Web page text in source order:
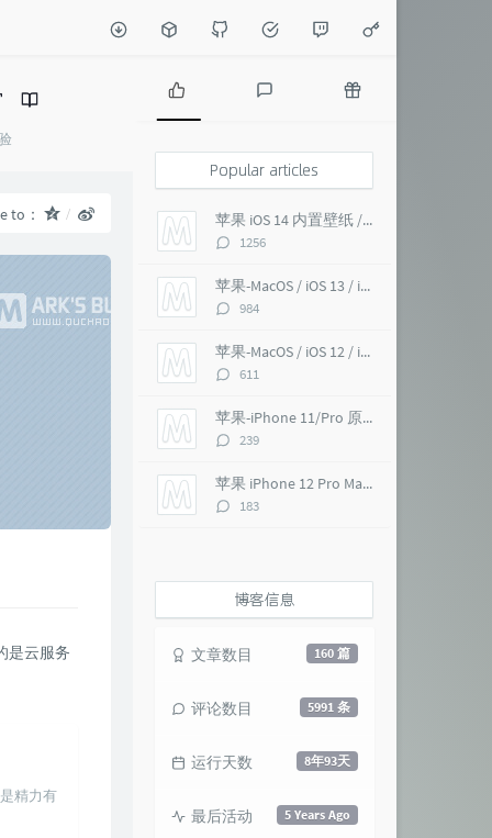
to：
是云服务
精力有
P
u
l
a
r
a
r
t
i
c
l
e
s
t
e
t
c
m
n
d
m
Popular articles
苹果 iOS 14 内置壁纸 / macOS Big Sur 超高清 6K
评
数：
1256
苹果-MacOS / iOS 13 / iMac Pro 5K 超高清壁纸
评
数：
984
苹果-MacOS / iOS 12 / iMac Pro 5K 壁纸
评
数：
611
苹果-iPhone 11/Pro 原生 超高清壁纸
评
数：
239
苹果 iPhone 12 Pro Max 内置壁纸 超高清
评
183
博客信息
160 篇
文章数目
5991 条
评论数目
8年93天
运行天数
5 Years Ago
最后活动